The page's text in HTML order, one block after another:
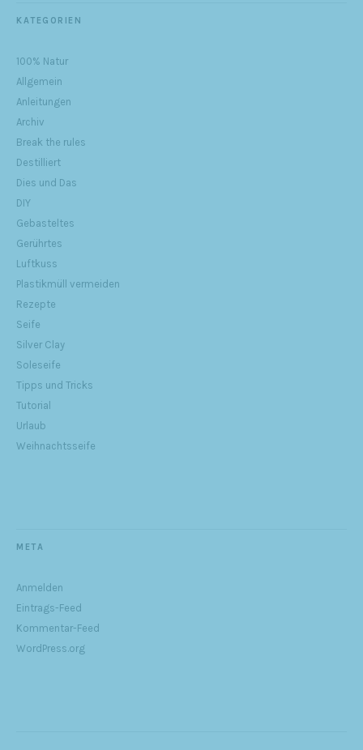
KATEGORIEN
100% Natur
Allgemein
Anleitungen
Archiv
Break the rules
Destilliert
Dies und Das
DIY
Gebasteltes
Gerührtes
Luftkuss
Plastikmüll vermeiden
Rezepte
Seife
Silver Clay
Soleseife
Tipps und Tricks
Tutorial
Urlaub
Weihnachtsseife
META
Anmelden
Eintrags-Feed
Kommentar-Feed
WordPress.org